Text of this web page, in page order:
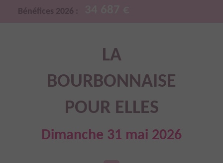
Bénéfices 2026 :
LA
BOURBONNAISE
POUR ELLES
Dimanche 31 mai 2026